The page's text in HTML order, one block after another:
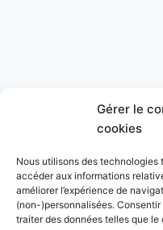
Gérer le
cookies
Nous utilisons des
accéder aux informations
améliorer l’expérience de
(non-)personnalisées.
traiter des données telles que